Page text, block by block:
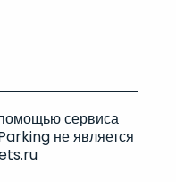
сервиса
не является